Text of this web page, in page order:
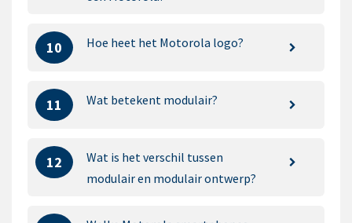
10 Hoe heet het Motorola logo?
11 Wat betekent modulair?
12
Wat is het verschil tussen
modulair en modulair ontwerp?